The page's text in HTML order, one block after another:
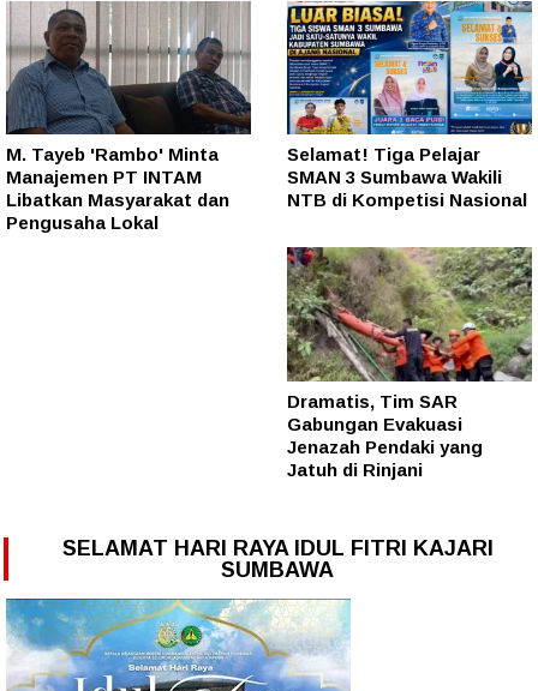
M. Tayeb 'Rambo' Minta
Manajemen PT INTAM
Libatkan Masyarakat dan
Pengusaha Lokal
Selamat! Tiga Pelajar
SMAN 3 Sumbawa Wakili
NTB di Kompetisi Nasional
Dramatis, Tim SAR
Gabungan Evakuasi
Jenazah Pendaki yang
Jatuh di Rinjani
SELAMAT HARI RAYA IDUL FITRI KAJARI
SUMBAWA